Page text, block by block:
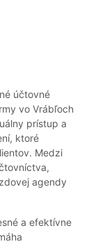
účtovné
vo Vrábľoch
prístup a
ktoré
Medzi
agendy
a efektívne